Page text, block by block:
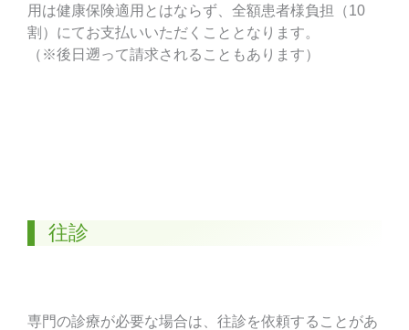
用は健康保険適用とはならず、全額患者様負担（10
割）にてお支払いいただくこととなります。
（※後日遡って請求されることもあります）
往診
専門の診療が必要な場合は、往診を依頼することがあ